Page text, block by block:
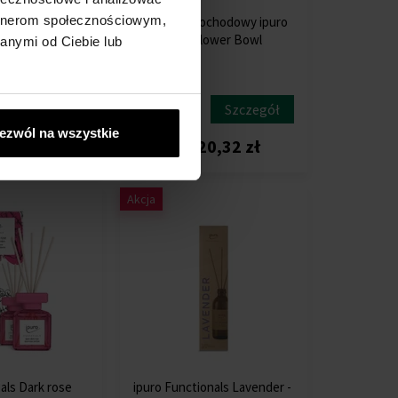
społecznościowym,
od Ciebie lub
na wszystkie
Citronella -
Szczegół
Zapach samochodowy ipuro
Essentials Flower Bowl
Na stanie Szczegół
20,32 zł
Dark rose
Akcja
ipuro Functionals Lavender -